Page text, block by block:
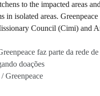
faz parte da rede
doações
Greenpeace